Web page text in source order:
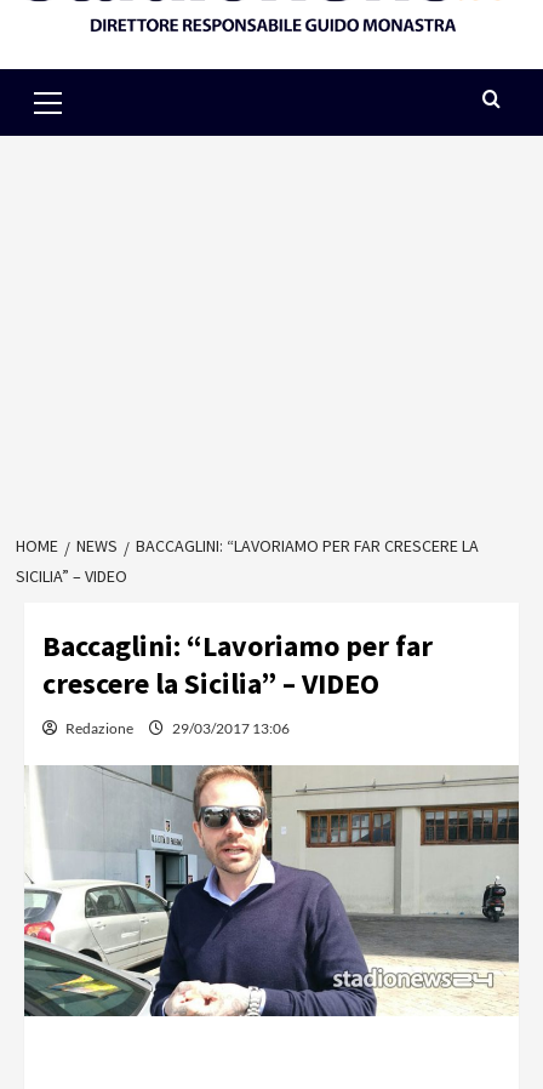
Menu
HOME NEWS
BACCAGLINI: “LAVORIAMO PER FAR CRESCERE LA
SICILIA” – VIDEO
Baccaglini: “Lavoriamo per far
crescere la Sicilia” – VIDEO
Redazione 29/03/2017 13:06